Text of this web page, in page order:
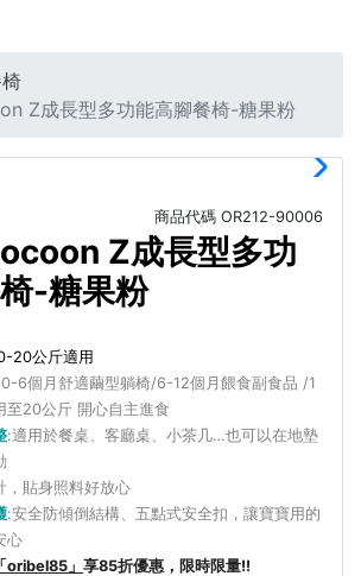
Z成長型多功能高腳餐椅-糖果粉
商品代碼 OR212-90006
Z成長型多功
-糖果粉
20公斤適用
6個月舒適繭型躺椅/6-12個月餵食副食品 /1
至20公斤 開心自主進食
:適用於餐桌、客廳桌、小茶几…也可以在地墊
，貼身照料好放心
:安全防傾倒結構、五點式安全扣，讓寶寶用的
心
oribel85」 享85折優惠，限時限量!!